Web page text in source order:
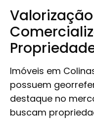
Imóveis em
possuem
destaque no
buscam